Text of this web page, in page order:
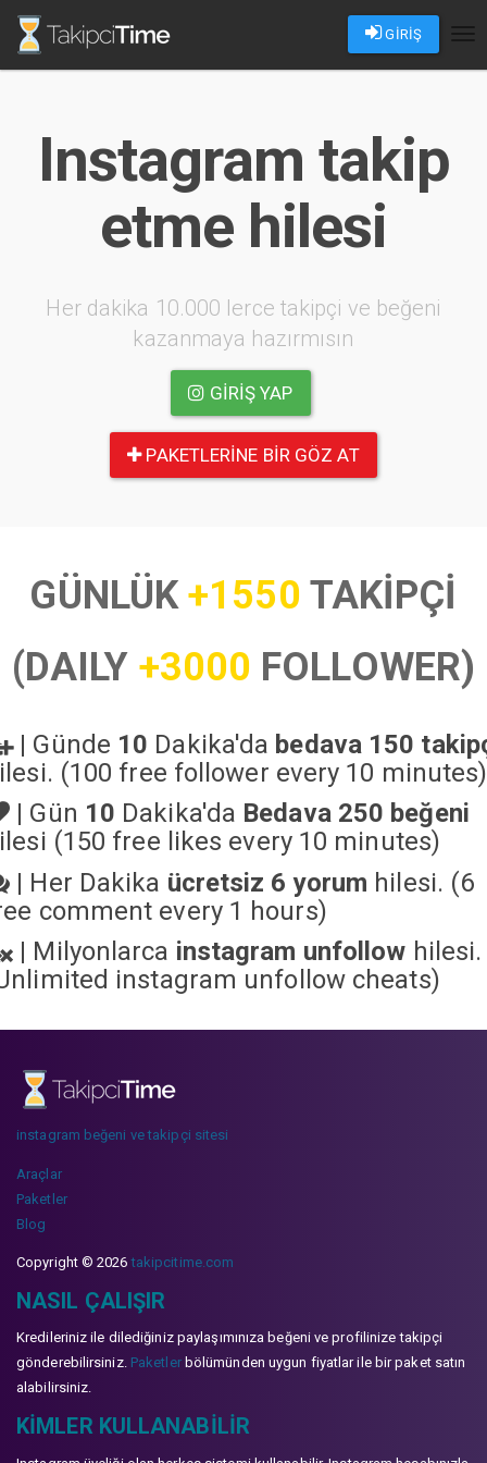
GİRİŞ
Instagram takip
etme hilesi
Her dakika 10.000 lerce takipçi ve beğeni
kazanmaya hazırmısın
GIRIŞ YAP
PAKETLERINE BIR GÖZ AT
GÜNLÜK+1550 TAKİPÇİ
(DAILY +3000 FOLLOWER)
| Günde 10 Dakika'da bedava 150
(100 free follower every 10 minutes)
| Gün 10 Dakika'da Bedava 250 beğeni
(150 free likes every 10 minutes)
| Her Dakika ücretsiz 6 yorum hilesi. (6
comment every 1 hours)
| Milyonlarca instagram unfollow hilesi.
instagram unfollow cheats)
instagram beğeni ve takipçi sitesi
Araçlar
Paketler
Blog
Copyright © 2026takipcitime.com
NASIL ÇALIŞIR
Kredileriniz ile dilediğiniz paylaşımınıza beğeni ve profilinize takipçi
gönderebilirsiniz. Paketlerbölümünden uygun fiyatlar ile bir paket satın
alabilirsiniz.
KIMLER KULLANABILIR